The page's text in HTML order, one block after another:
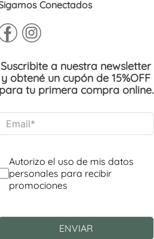
Conectados
Suscribite a nuestra newsletter
y obtené un cupón de 15%OFF
para tu primera compra online.